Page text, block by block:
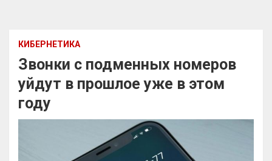
КИБЕРНЕТИКА
Звонки с подменных номеров
уйдут в прошлое уже в этом
году